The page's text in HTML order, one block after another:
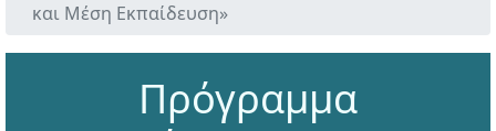
και Μέση Εκπαίδευση»
Πρόγραμμα